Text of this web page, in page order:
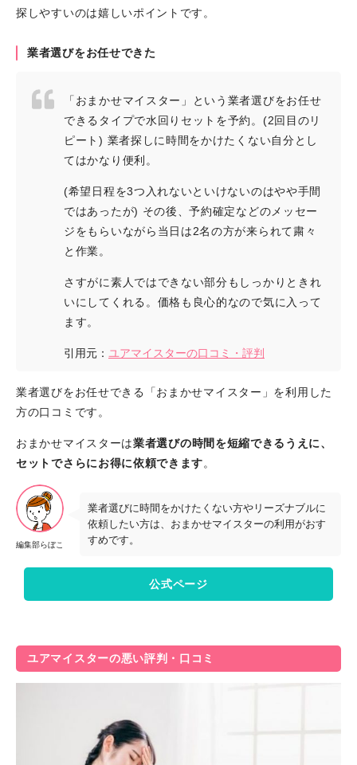
探しやすいのは嬉しいポイントです。
業者選びをお任せできた
「おまかせマイスター」という業者選びをお任せ
できるタイプで水回りセットを予約。(2回目のリ
ピート) 業者探しに時間をかけたくない自分とし
てはかなり便利。
(希望日程を3つ入れないといけないのはやや手間
ではあったが) その後、予約確定などのメッセー
ジをもらいながら当日は2名の方が来られて粛々
と作業。
さすがに素人ではできない部分もしっかりときれ
いにしてくれる。価格も良心的なので気に入って
ます。
引用元： ユアマイスターの口コミ・評判
業者選びをお任せできる「おまかせマイスター」を利用した
方の口コミです。
おまかせマイスターは業者選びの時間を短縮できるうえに、
セットでさらにお得に依頼できます。
編集部らぼこ
業者選びに時間をかけたくない方やリーズナブルに
依頼したい方は、おまかせマイスターの利用がおす
すめです。
公式ページ
ユアマイスターの悪い評判・口コミ